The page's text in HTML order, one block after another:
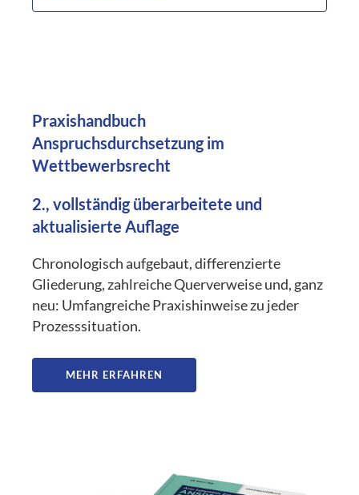
Praxishandbuch
Anspruchsdurchsetzung im
Wettbewerbsrecht
2., vollständig überarbeitete und
aktualisierte Auflage
Chronologisch aufgebaut, differenzierte
Gliederung, zahlreiche Querverweise und, ganz
neu: Umfangreiche Praxishinweise zu jeder
Prozesssituation.
MEHR ERFAHREN